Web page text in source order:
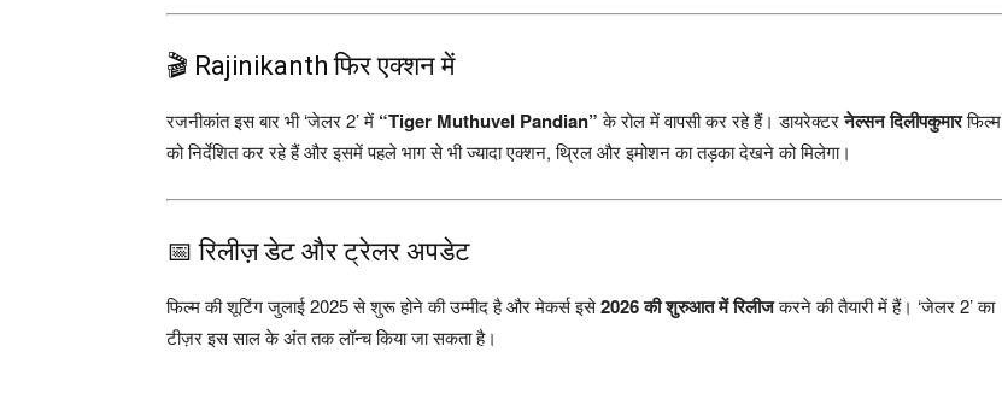
🎬 Rajinikanth फिर एक्शन में
रजनीकांत इस बार भी ‘जेलर 2’ में “Tiger Muthuvel Pandian”के रोल में वापसी कर रहे हैं। डायरेक्टरनेल्सन दिलीपकुमारफिल्म
को निर्देशित कर रहे हैं और इसमें पहले भाग से भी ज्यादा एक्शन, थ्रिल और इमोशन का तड़का देखने को मिलेगा।
📅 रिलीज़ डेट और ट्रेलर अपडेट
फिल्म की शूटिंग जुलाई 2025 से शुरू होने की उम्मीद है और मेकर्स इसे2026 की शुरुआत में रिलीजकरने की तैयारी में हैं। ‘जेलर 2’ का
टीज़र इस साल के अंत तक लॉन्च किया जा सकता है।